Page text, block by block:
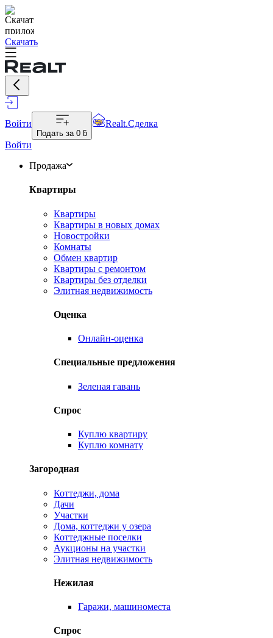
Скачать
Войти
Подать за 0 ƃ
Realt.Сделка
Войти
Продажа
Квартиры
Квартиры
Квартиры в новых домах
Новостройки
Комнаты
Обмен квартир
Квартиры с ремонтом
Квартиры без отделки
Элитная недвижимость
Оценка
Онлайн-оценка
Специальные предложения
Зеленая гавань
Спрос
Куплю квартиру
Куплю комнату
Загородная
Коттеджи, дома
Дачи
Участки
Дома, коттеджи у озера
Коттеджные поселки
Аукционы на участки
Элитная недвижимость
Нежилая
Гаражи, машиноместа
Спрос